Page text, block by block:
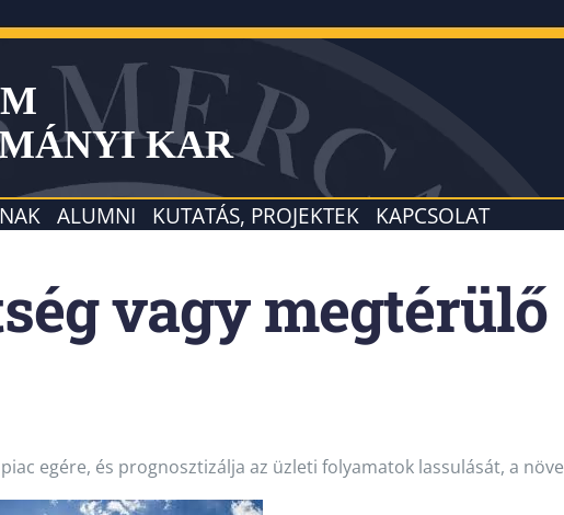
KAR
ALUMNI KUTATÁS, PROJEKTEK KAPCSOLAT
vagy megtérülő
egére, és prognosztizálja az üzleti folyamatok lassulását, a